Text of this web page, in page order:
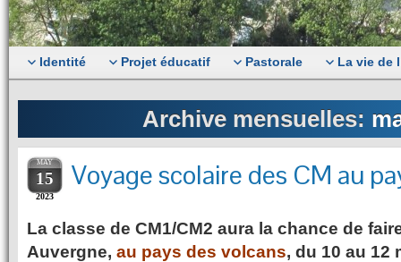
Identité Projet éducatif Pastorale La vie de
Archive mensuelles:
MAY
15
2023
Voyage scolaire des CM au
La classe de CM1/CM2 aura la chance de
Auvergne, au pays des volcans, du 10 au 12